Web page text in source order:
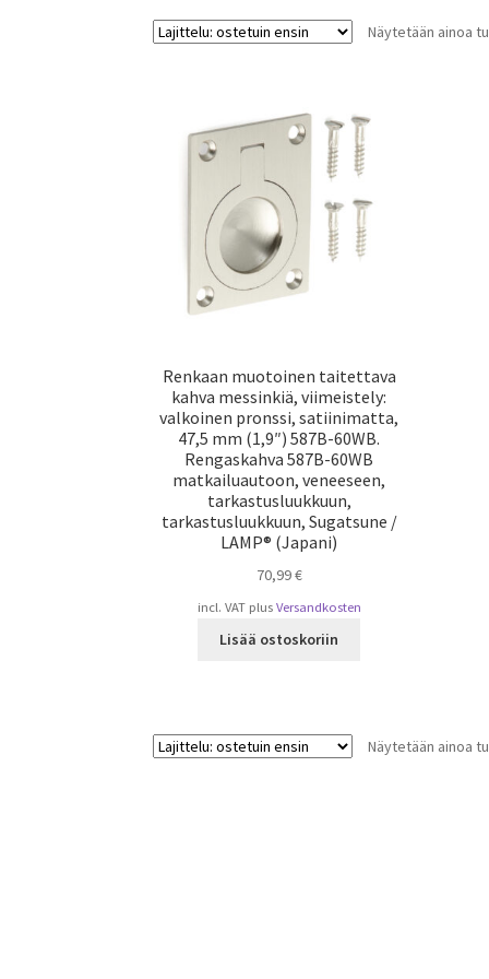
Näytetään ainoa
Renkaan muotoinen taitettava
kahva messinkiä, viimeistely:
valkoinen pronssi, satiinimatta,
47,5 mm (1,9″) 587B-60WB.
Rengaskahva 587B-60WB
matkailuautoon, veneeseen,
tarkastusluukkuun,
tarkastusluukkuun, Sugatsune /
LAMP® (Japani)
70,99€
incl. VAT plus Versandkosten
Lisää ostoskoriin
Näytetään ainoa